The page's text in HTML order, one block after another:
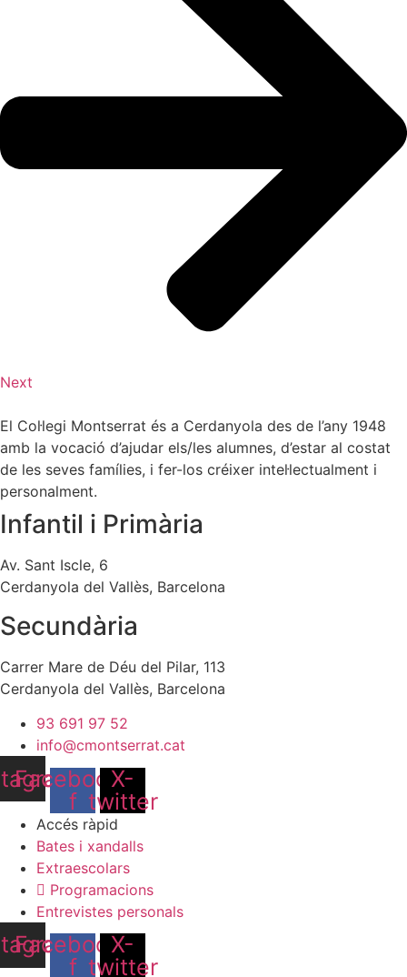
Next
El Col·legi Montserrat és a Cerdanyola des de l’any 1948
amb la vocació d’ajudar els/les alumnes, d’estar al costat
de les seves famílies, i fer-los créixer intel·lectualment i
personalment.
Infantil i Primària
Av. Sant Iscle, 6
Cerdanyola del Vallès, Barcelona
Secundària
Carrer Mare de Déu del Pilar, 113
Cerdanyola del Vallès, Barcelona
93 691 97 52
info@cmontserrat.cat
Facebook-
f
X-
twitter
Accés ràpid
Bates i xandalls
Extraescolars
Programacions
Entrevistes personals
Facebook-
f
X-
twitter